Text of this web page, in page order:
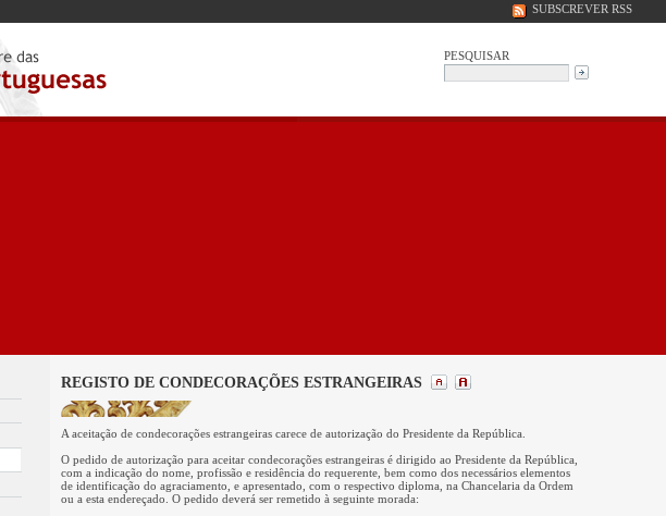
SUBSCREVER RSS
PESQUISAR
REGISTO DE CONDECORAÇÕES ESTRANGEIRAS
A aceitação de condecorações estrangeiras carece de autorização do Presidente da República.
O pedido de autorização para aceitar condecorações estrangeiras é dirigido ao Presidente da República,
com a indicação do nome, profissão e residência do requerente, bem como dos necessários elementos
de identificação do agraciamento, e apresentado, com o respectivo diploma, na Chancelaria da Ordem
ou a esta endereçado. O pedido deverá ser remetido à seguinte morada: